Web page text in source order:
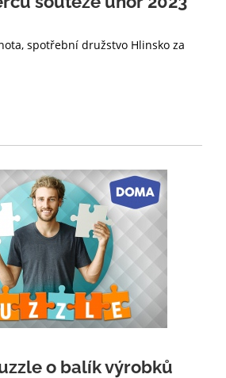
spotřební družstvo Hlinsko za
o balík výrobků